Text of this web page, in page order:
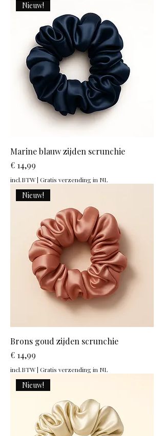
Nieuw!
Marine blauw zijden scrunchie
Prijs
€ 14,99
incl.BTW| Gratis verzending in NL
Nieuw!
Brons goud zijden scrunchie
Prijs
€ 14,99
incl.BTW| Gratis verzending in NL
Nieuw!